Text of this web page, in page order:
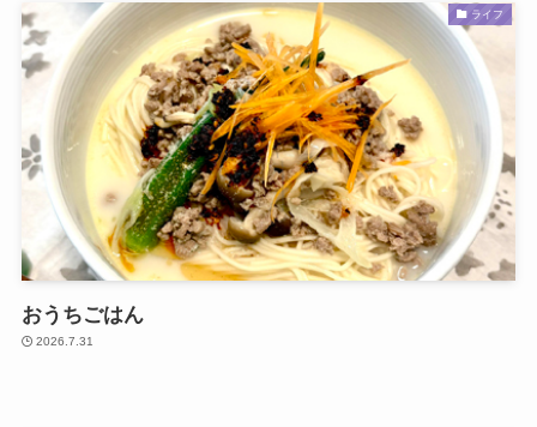
ライフ
おうちごはん
2026.7.31